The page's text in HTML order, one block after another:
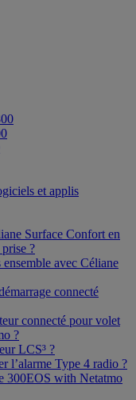
et applis
Surface Confort en
?
avec Céliane
connecté
connecté pour volet
?
LCS³ ?
l’alarme Type 4 radio ?
300EOS with Netatmo